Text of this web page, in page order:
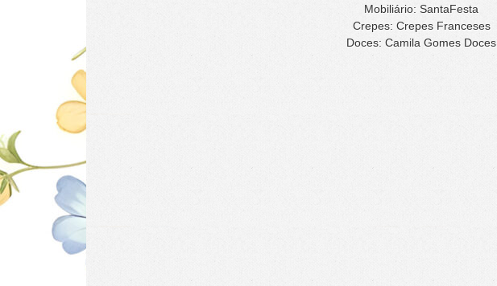
Mobiliário: SantaFesta
Crepes: Crepes Franceses
Doces: Camila Gomes Doces